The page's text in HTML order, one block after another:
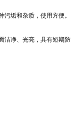
垢和杂质，使用方便。
洁净、光亮，具有短期防